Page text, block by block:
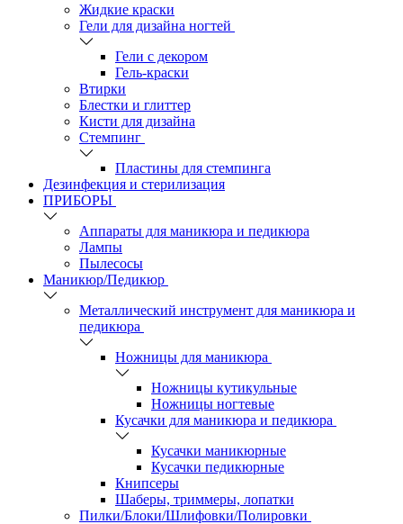
Жидкие краски
Гели для дизайна ногтей
Гели с декором
Гель-краски
Втирки
Блестки и глиттер
Кисти для дизайна
Стемпинг
Пластины для стемпинга
Дезинфекция и стерилизация
ПРИБОРЫ
Аппараты для маникюра и педикюра
Лампы
Пылесосы
Маникюр/Педикюр
Металлический инструмент для маникюра и
педикюра
Ножницы для маникюра
Ножницы кутикульные
Ножницы ногтевые
Кусачки для маникюра и педикюра
Кусачки маникюрные
Кусачки педикюрные
Книпсеры
Шаберы, триммеры, лопатки
Пилки/Блоки/Шлифовки/Полировки